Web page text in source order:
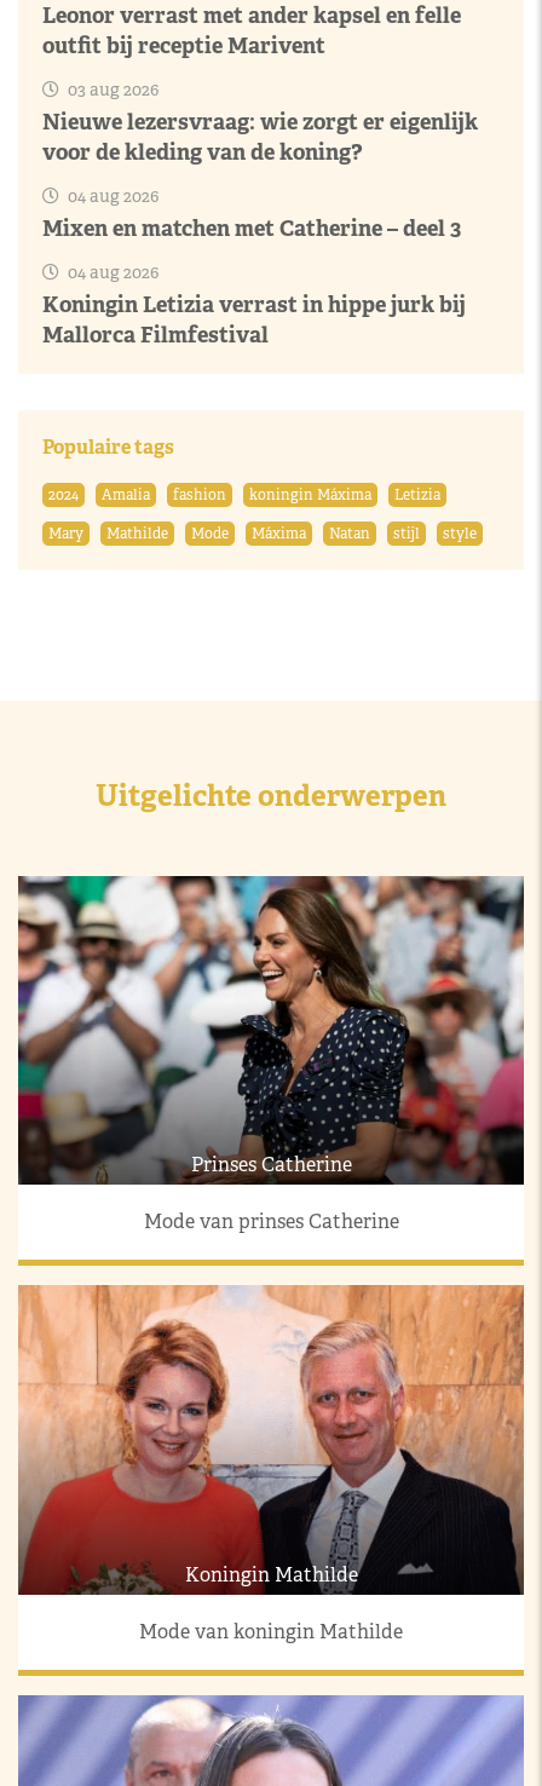
Leonor verrast met ander kapsel en felle
outfit bij receptie Marivent
03 aug 2026
Nieuwe lezersvraag: wie zorgt er eigenlijk
voor de kleding van de koning?
04 aug 2026
Mixen en matchen met Catherine – deel 3
04 aug 2026
Koningin Letizia verrast in hippe jurk bij
Mallorca Filmfestival
Populaire tags
2024 Amalia fashion koningin Máxima
Letizia
Mary
Mathilde Mode Máxima Natan stijl style
Uitgelichte onderwerpen
Prinses Catherine
Mode van prinses Catherine
Koningin Mathilde
Mode van koningin Mathilde